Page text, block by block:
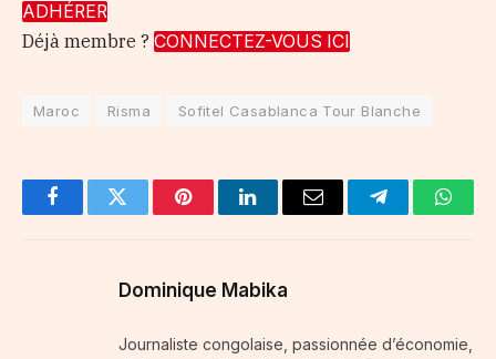
ADHÉRER
Déjà membre ? CONNECTEZ-VOUS ICI
Maroc Risma Sofitel Casablanca Tour Blanche
FacebookTwitter PinterestLinkedInEmail Telegram
Dominique Mabika
Journaliste congolaise, passionnée d’économie,